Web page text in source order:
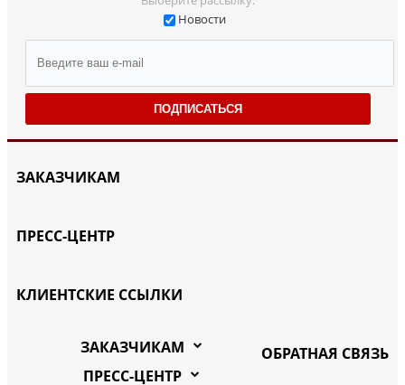
Новости
ПОДПИСАТЬСЯ
ЗАКАЗЧИКАМ
ПРЕСС-ЦЕНТР
КЛИЕНТСКИЕ ССЫЛКИ
ОБРАТНАЯ СВЯЗЬ
ЗАКАЗЧИКАМ
ПРЕСС-ЦЕНТР